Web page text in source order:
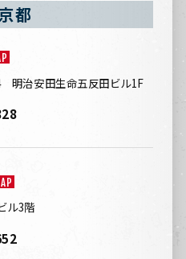
都
明治安田生命五反田ビル1F
ル3階